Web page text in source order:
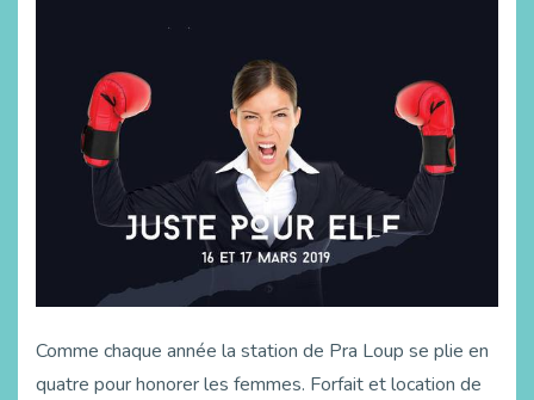
Comme chaque année la station de Pra Loup se plie en
quatre pour honorer les femmes. Forfait et location de